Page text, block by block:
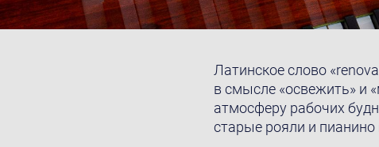
Латинское слово
в смысле «освежить» и
атмосферу рабочих
старые рояли и